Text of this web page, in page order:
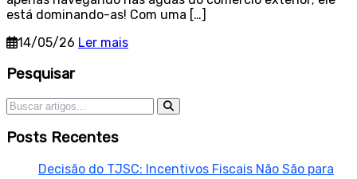
está dominando-as! Com uma […]
14/05/26 Ler mais
Sidebar
Pesquisar
Pesquisar por:
Posts Recentes
Decisão do TJSC: Incentivos Fiscais Não São para